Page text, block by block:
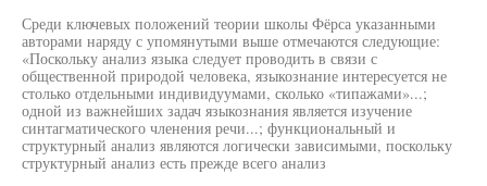
Среди ключевых положений теории школы Фёрса указанными
авторами наряду с упомянутыми выше отмечаются следующие:
«Поскольку анализ языка следует проводить в связи с
общественной природой человека, языкознание интересуется не
столько отдельными индивидуумами, сколько «типажами»...;
одной из важнейших задач языкознания является изучение
синтагматического членения речи...; функциональный и
структурный анализ являются логически зависимыми, поскольку
структурный анализ есть прежде всего анализ